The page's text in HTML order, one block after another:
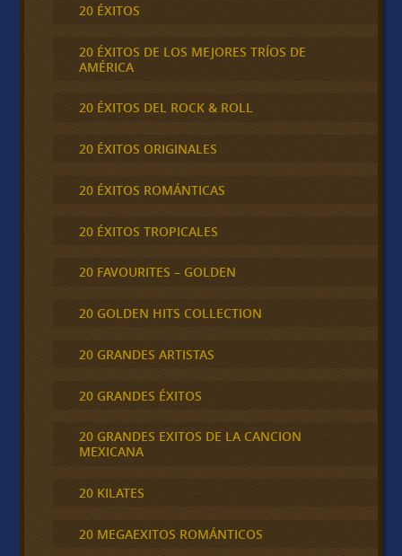
20 ÉXITOS
20 ÉXITOS DE LOS MEJORES TRÍOS DE
AMÉRICA
20 ÉXITOS DEL ROCK & ROLL
20 ÉXITOS ORIGINALES
20 ÉXITOS ROMÁNTICAS
20 ÉXITOS TROPICALES
20 FAVOURITES – GOLDEN
20 GOLDEN HITS COLLECTION
20 GRANDES ARTISTAS
20 GRANDES ÉXITOS
20 GRANDES EXITOS DE LA CANCION
MEXICANA
20 KILATES
20 MEGAEXITOS ROMÁNTICOS